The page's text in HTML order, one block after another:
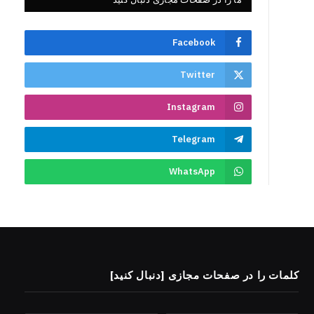
Facebook
Twitter
Instagram
Telegram
WhatsApp
کلمات را در صفحات مجازی [دنبال کنید]